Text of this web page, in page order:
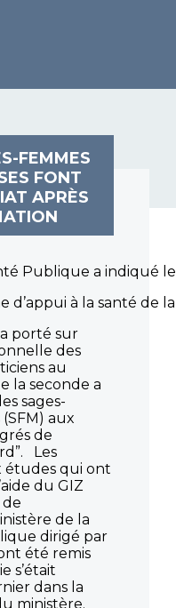
FEMMES
FONT
APRÈS
Publique a indiqué
d’appui à la santé
porté sur
des
au
la seconde a
sages-
aux
de
Les
études qui ont
du GIZ
de la
dirigé par
été remis
s’était
dans la
ministère.